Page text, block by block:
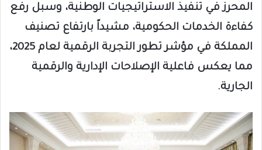
المحرز في تنفيذ الاستراتيجيات الوطنية، وسبل رفع
كفاءة الخدمات الحكومية، مشيداً بارتفاع تصنيف
المملكة في مؤشر تطور التجربة الرقمية لعام 2025،
مما يعكس فاعلية الإصلاحات الإدارية والرقمية
الجارية.